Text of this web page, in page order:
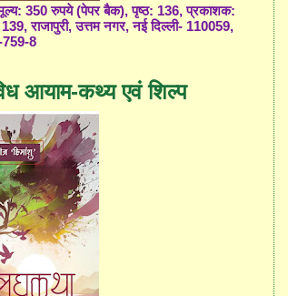
350 रुपये (पेपर बैक), पृष्ठ: 136, प्रकाशक:
राजापुरी, उत्तम नगर, नई दिल्ली- 110059,
759-8
आयाम-कथ्य एवं शिल्प